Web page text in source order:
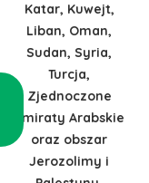
Katar, Kuwejt,
Liban, Oman,
Sudan, Syria,
Turcja,
Zjednoczone
Emiraty Arabskie
oraz obszar
Jerozolimy i